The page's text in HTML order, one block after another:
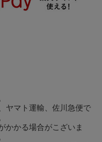
ヤマト運輸、佐川急便で
かかる場合がこざいま